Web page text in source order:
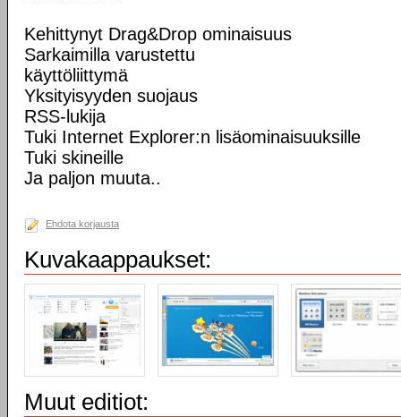
Kehittynyt Drag&Drop ominaisuus
Sarkaimilla varustettu
käyttöliittymä
Yksityisyyden suojaus
RSS-lukija
Tuki Internet Explorer:n lisäominaisuuksille
Tuki skineille
Ja paljon muuta..
Ehdota korjausta
Kuvakaappaukset:
Muut editiot: